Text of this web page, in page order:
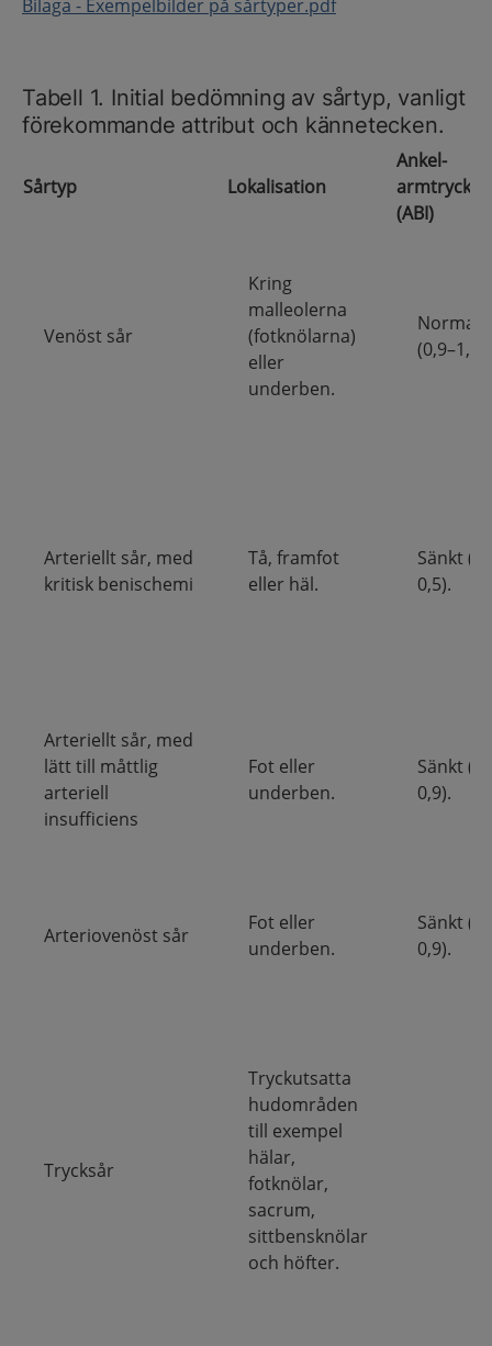
Bilaga - Exempelbilder på sårtyper.pdf
Tabell 1. Initial bedömning av sårtyp, vanligt
förekommande attribut och kännetecken.
Sårtyp Lokalisation
Ankel-
(ABI)
Venöst sår
Kring
malleolerna
(fotknölarna)
eller
underben.
Normalt
(0,9–1,4).
Arteriellt sår, med
kritisk benischemi
Tå, framfot
eller häl.
Sänkt (<
0,5).
Arteriellt sår, med
lätt till måttlig
arteriell
insufficiens
Fot eller
underben.
Sänkt (<
0,9).
Arteriovenöst sår
Fot eller
underben.
Sänkt (<
0,9).
Trycksår
Tryckutsatta
hudområden
till exempel
hälar,
fotknölar,
sacrum,
sittbensknölar
och höfter.